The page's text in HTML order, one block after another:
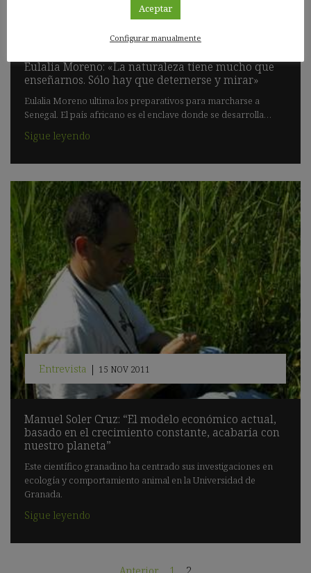
30 NOV 2011
Eulalia Moreno: «La naturaleza tiene mucho que
enseñarnos. Sólo hay que deternerse y mirar»
Eulalia Moreno ultima los preparativos para marcharse a
Senegal. El país africano es el enclave donde se desarrolla…
Sigue leyendo
Entrevista | 15 NOV 2011
Manuel Soler Cruz: “El modelo económico actual,
basado en el crecimiento constante, acabaría con
nuestro planeta”
Este científico granadino ha centrado sus investigaciones en
ecología y comportamiento animal en la Universidad de
Granada.
Sigue leyendo
Aceptar
Configurar manualmente